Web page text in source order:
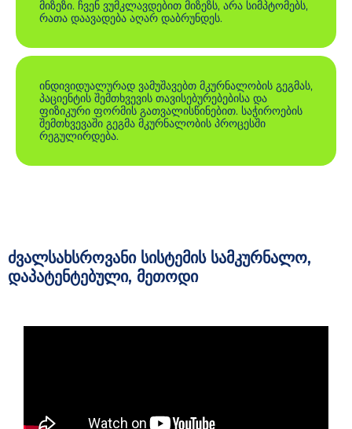
მიზეზი. ჩვენ ვუმკლავდებით მიზეზს, არა სიმპტომებს,
რათა დაავადება აღარ დაბრუნდეს.
ინდივიდუალურად ვამუშავებთ მკურნალობის გეგმას,
პაციენტის შემთხვევის თავისებურებებისა და
ფიზიკური ფორმის გათვალისწინებით. საჭიროების
შემთხვევაში გეგმა მკურნალობის პროცესში
რეგულირდება.
ძვალსახსროვანი სისტემის სამკურნალო,
დაპატენტებული, მეთოდი